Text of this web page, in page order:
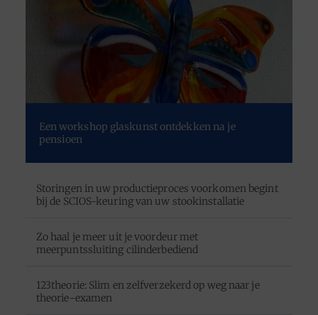
Een workshop glaskunst ontdekken na je
pensioen
Storingen in uw productieproces voorkomen begint
bij de SCIOS-keuring van uw stookinstallatie
Zo haal je meer uit je voordeur met
meerpuntssluiting cilinderbediend
123theorie: Slim en zelfverzekerd op weg naar je
theorie-examen